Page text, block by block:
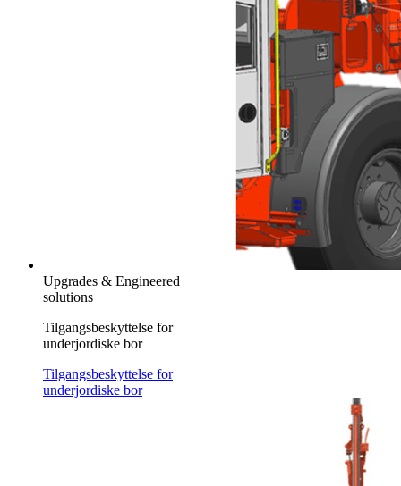
Upgrades & Engineered
solutions
Tilgangsbeskyttelse for
underjordiske bor
Tilgangsbeskyttelse for
underjordiske bor